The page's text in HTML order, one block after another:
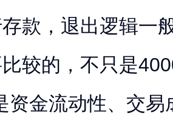
款，退出逻辑一
较的，不只是
资金流动性、交易